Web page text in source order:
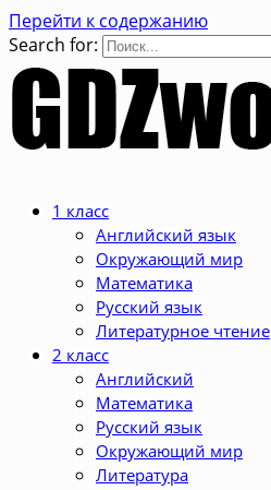
Перейти к содержанию
Search for:
1 класс
Английский язык
Окружающий мир
Математика
Русский язык
Литературное чтение
2 класс
Английский
Математика
Русский язык
Окружающий мир
Литература